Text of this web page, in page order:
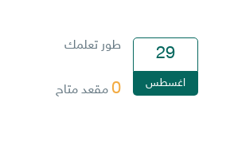
29
اغسطس
طور تعلمك
0 مقعد متاح